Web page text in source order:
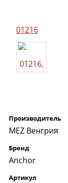
01216
Производитель
MEZ Венгрия
Бренд
Anchor
Артикул